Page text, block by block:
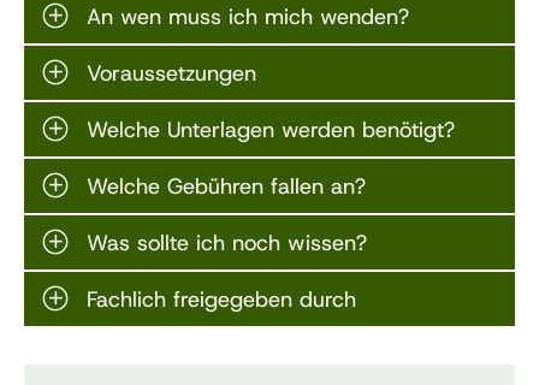
An wen muss ich mich wenden?
Voraussetzungen
Welche Unterlagen werden benötigt?
Welche Gebühren fallen an?
Was sollte ich noch wissen?
Fachlich freigegeben durch